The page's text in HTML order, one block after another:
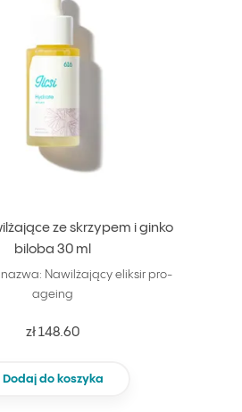
ze skrzypem i ginko
biloba 30 ml
Nawilżający eliksir pro-
ageing
zł 148.60
Dodaj do koszyka